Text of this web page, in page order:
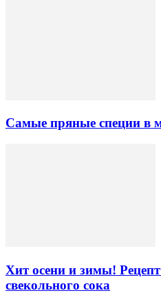
Самые пряные специи в
Хит осени и зимы!
свекольного сока